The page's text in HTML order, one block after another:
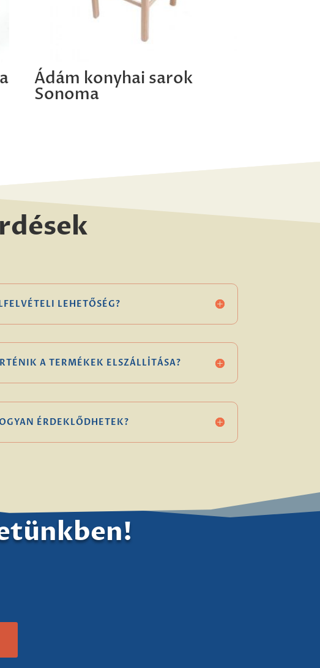
Ádám konyhai sarok
Sonoma
LEHETŐSÉG?
A TERMÉKEK ELSZÁLLÍTÁSA?
ÉRDEKLŐDHETEK?